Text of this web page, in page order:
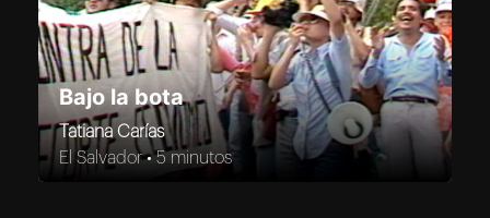
Bajo la bota
Tatiana Carías
El Salvador •5 minutos